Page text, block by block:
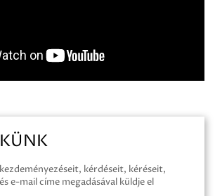
kérdéseit, kéréseit,
e-mail címe megadásával küldje el